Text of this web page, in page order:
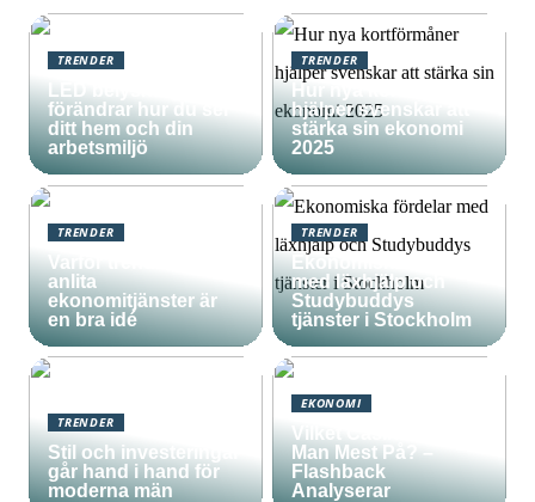
TRENDER
LED belysning som
förändrar hur du ser
ditt hem och din
arbetsmiljö
TRENDER
Hur nya kortförmåner
hjälper svenskar att
stärka sin ekonomi
2025
TRENDER
Varför trenden att
anlita
ekonomitjänster är
en bra idé
TRENDER
Ekonomiska fördelar
med läxhjälp och
Studybuddys
tjänster i Stockholm
TRENDER
Stil och investeringar
går hand i hand för
moderna män
EKONOMI
Vilket Casino Vinner
Man Mest På? –
Flashback
Analyserar